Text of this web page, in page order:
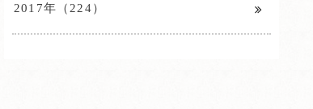
2017年（224）